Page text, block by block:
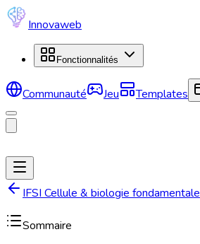
Innovaweb
Fonctionnalités
Communauté Jeu Templates
IFSI Cellule & biologie fondamentale
Sommaire